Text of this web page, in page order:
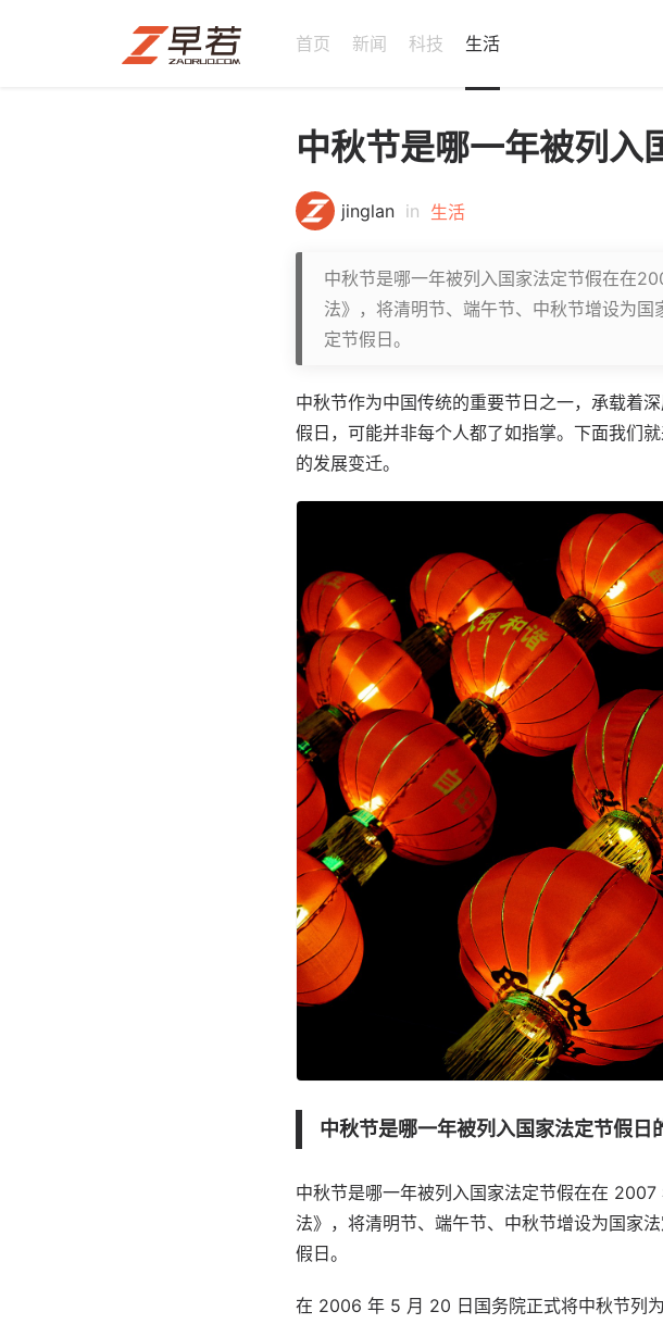
首页 新闻 科技 生活
中秋节是哪一年被列入
jinglan in 生活
中秋节是哪一年被列入国家法定节假在在
法》，将清明节、端午节、中秋节增设为
定节假日。
中秋节作为中国传统的重要节日之一，承载着
假日，可能并非每个人都了如指掌。下面我们
的发展变迁。
中秋节是哪一年被列入国家法定节假日
中秋节是哪一年被列入国家法定节假在在
法》，将清明节、端午节、中秋节增设为国家
假日。
在 2006 年 5 月 20 日国务院正式将中秋节列